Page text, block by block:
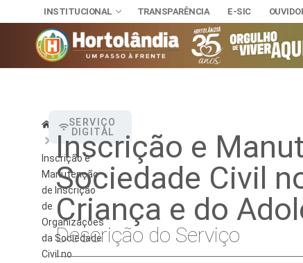
INSTITUCIONAL TRANSPARÊNCIA E-SIC
Cultura
NOSSA
HINO,
E-SIC
OUVIDORIA
DIÁRIO OFICIAL
LEIS
Home
Inscrição e
Manutenção
de Inscrição
de
Organizações
da Sociedade
Civil no
SERVIÇO
DIGITAL
Inscrição e
Sociedade Civil
Criança e do
Descrição do Serviço